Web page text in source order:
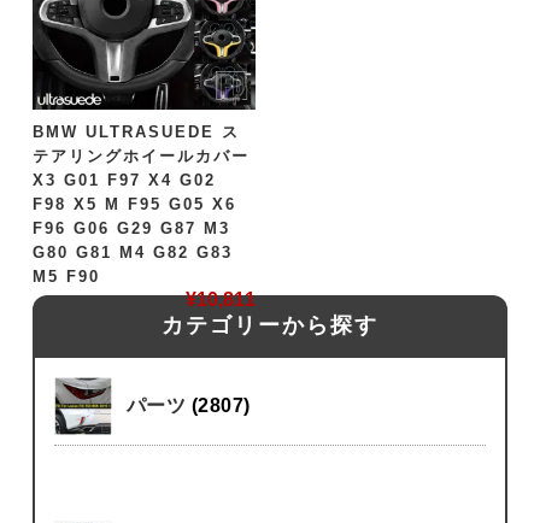
カテゴリーから探す
パーツ (2807)
BMW ULTRASUEDE ス
テアリングホイールカバー
X3 G01 F97 X4 G02
F98 X5 M F95 G05 X6
F96 G06 G29 G87 M3
G80 G81 M4 G82 G83
M5 F90
¥10,811